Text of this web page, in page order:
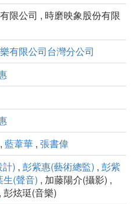
限公司 , 時磨映象股份有限
有限公司台灣分公司
, 藍葦華 , 張書偉
) , 彭紫惠(藝術總監) , 彭紫
生(聲音) , 加藤陽介(攝影) ,
, 彭炫珽(音樂)